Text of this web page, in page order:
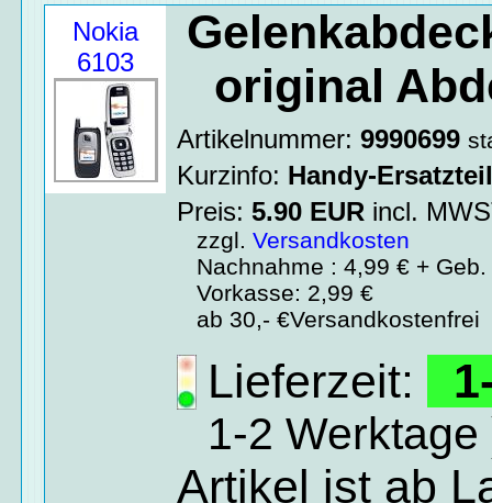
Nokia
6103
original
Artikelnummer:9990699
Kurzinfo: Handy-
Preis:5.90 EUR incl.
zzgl.Versandkosten
Nachnahme : 4,99 € + Geb.
Vorkasse: 2,99 €
ab 30,- €Versandkostenfrei
Lieferzeit:
1-2 Werktage
Artikel ist ab